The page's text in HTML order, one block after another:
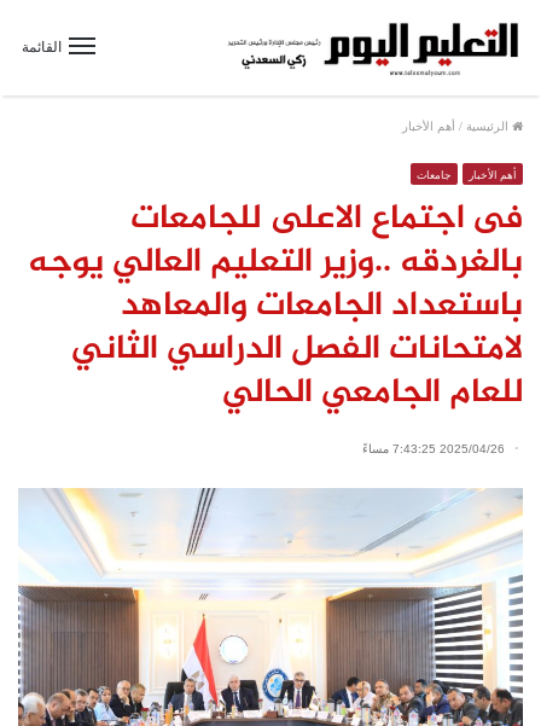
القائمة
الرئيسية / أهم الأخبار
أهم الأخبار جامعات
فى اجتماع الاعلى للجامعات
بالغردقه ..وزير التعليم العالي يوجه
باستعداد الجامعات والمعاهد
لامتحانات الفصل الدراسي الثاني
للعام الجامعي الحالي
2025/04/26 7:43:25 مساءً